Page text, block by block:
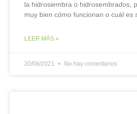
la hidrosiembra o hidrosembrados,
muy bien cómo funcionan o cuál es
LEER MÁS »
20/08/2021 No hay comentarios